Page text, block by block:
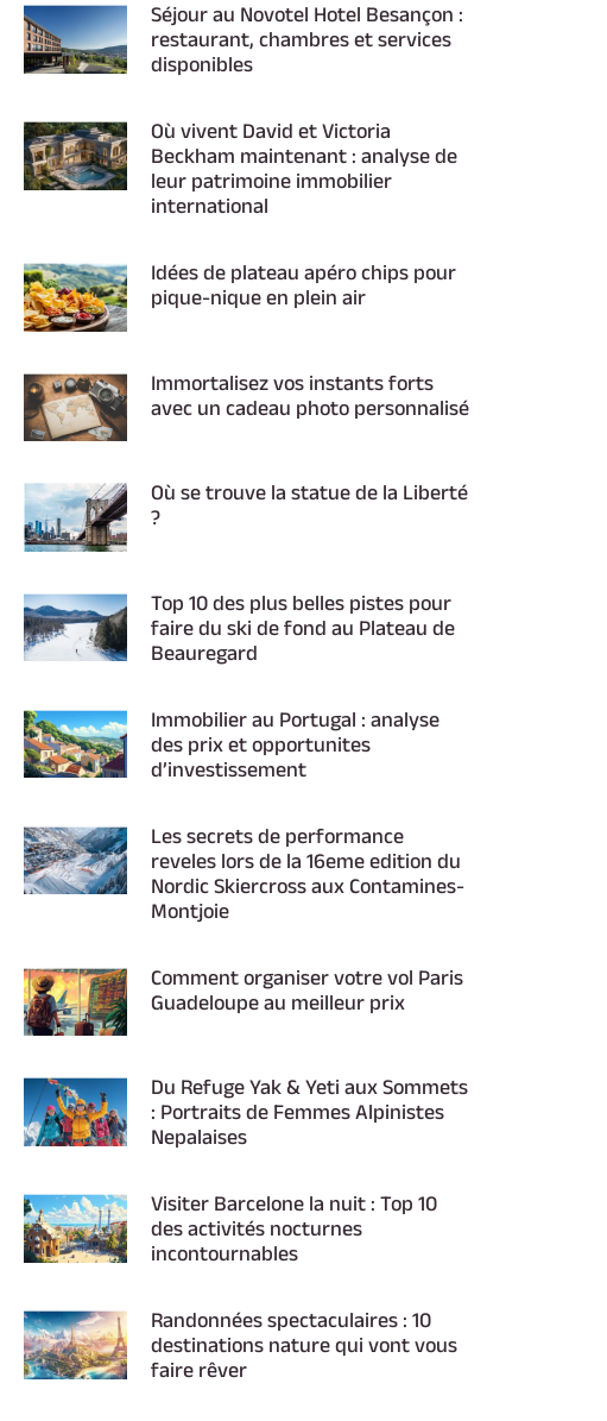
Séjour au Novotel Hotel Besançon :
restaurant, chambres et services
disponibles
Où vivent David et Victoria
Beckham maintenant : analyse de
leur patrimoine immobilier
international
Idées de plateau apéro chips pour
pique-nique en plein air
Immortalisez vos instants forts
avec un cadeau photo personnalisé
Où se trouve la statue de la Liberté
?
Top 10 des plus belles pistes pour
faire du ski de fond au Plateau de
Beauregard
Immobilier au Portugal : analyse
des prix et opportunites
d’investissement
Les secrets de performance
reveles lors de la 16eme edition du
Nordic Skiercross aux Contamines-
Montjoie
Comment organiser votre vol Paris
Guadeloupe au meilleur prix
Du Refuge Yak & Yeti aux Sommets
: Portraits de Femmes Alpinistes
Nepalaises
Visiter Barcelone la nuit : Top 10
des activités nocturnes
incontournables
Randonnées spectaculaires : 10
destinations nature qui vont vous
faire rêver